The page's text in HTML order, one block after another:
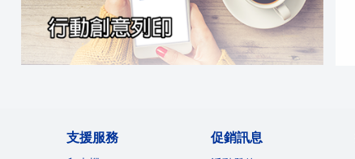
支援服務 促銷訊息